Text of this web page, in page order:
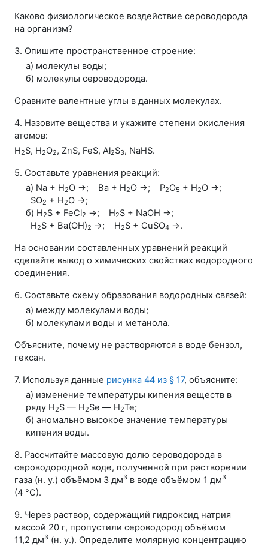
Каково физиологическое воздействие сероводорода
на организм?
3. Опишите пространственное строение:
а) молекулы воды;
б) молекулы сероводорода.
Сравните валентные углы в данных молекулах.
4. Назовите вещества и укажите степени окисления
атомов:
Н2S, H2O2, ZnS, FeS, Al2S3, NaHS.
5. Составьте уравнения реакций:
а) Na + H2O →; Ba + H2O →; P2O5 + H2O →;
SO2 + H2O →;
б) H2S + FeCl2 →; H2S + NaOH →;
H2S + Ba(OH)2 →; H2S + CuSO4 →.
На основании составленных уравнений реакций
сделайте вывод о химических свойствах водородного
соединения.
6. Составьте схему образования водородных связей:
а) между молекулами воды;
б) молекулами воды и метанола.
Объясните, почему не растворяются в воде бензол,
гексан.
7. Используя данные рисунка 44 из § 17, объясните:
а) изменение температуры кипения веществ в
ряду H2S — H2Sе — H2Те;
б) аномально высокое значение температуры
кипения воды.
8. Рассчитайте массовую долю сероводорода в
сероводородной воде, полученной при растворении
газа (н. у.) объёмом 3 дм3 в воде объёмом 1 дм3
(4 °С).
9. Через раствор, содержащий гидроксид натрия
массой 20 г, пропустили сероводород объёмом
11,2 дм3 (н. у.). Определите молярную концентрацию